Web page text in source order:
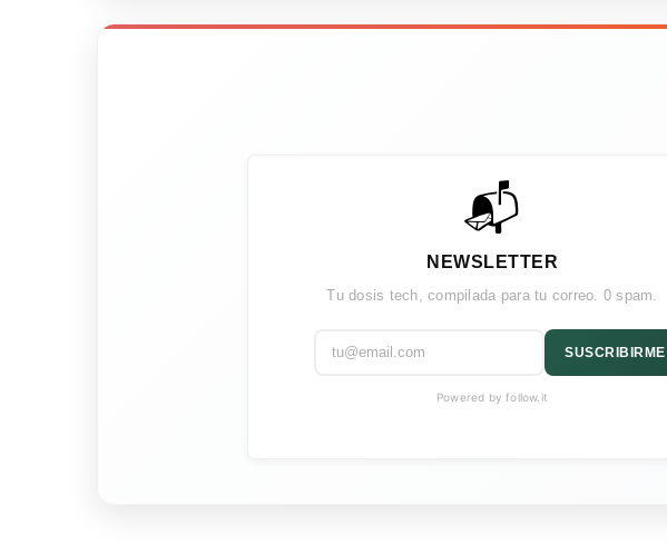
📬
NEWSLETTER
Tu dosis tech, compilada para tu correo. 0 spam.
SUSCRIBIRME
Powered by follow.it